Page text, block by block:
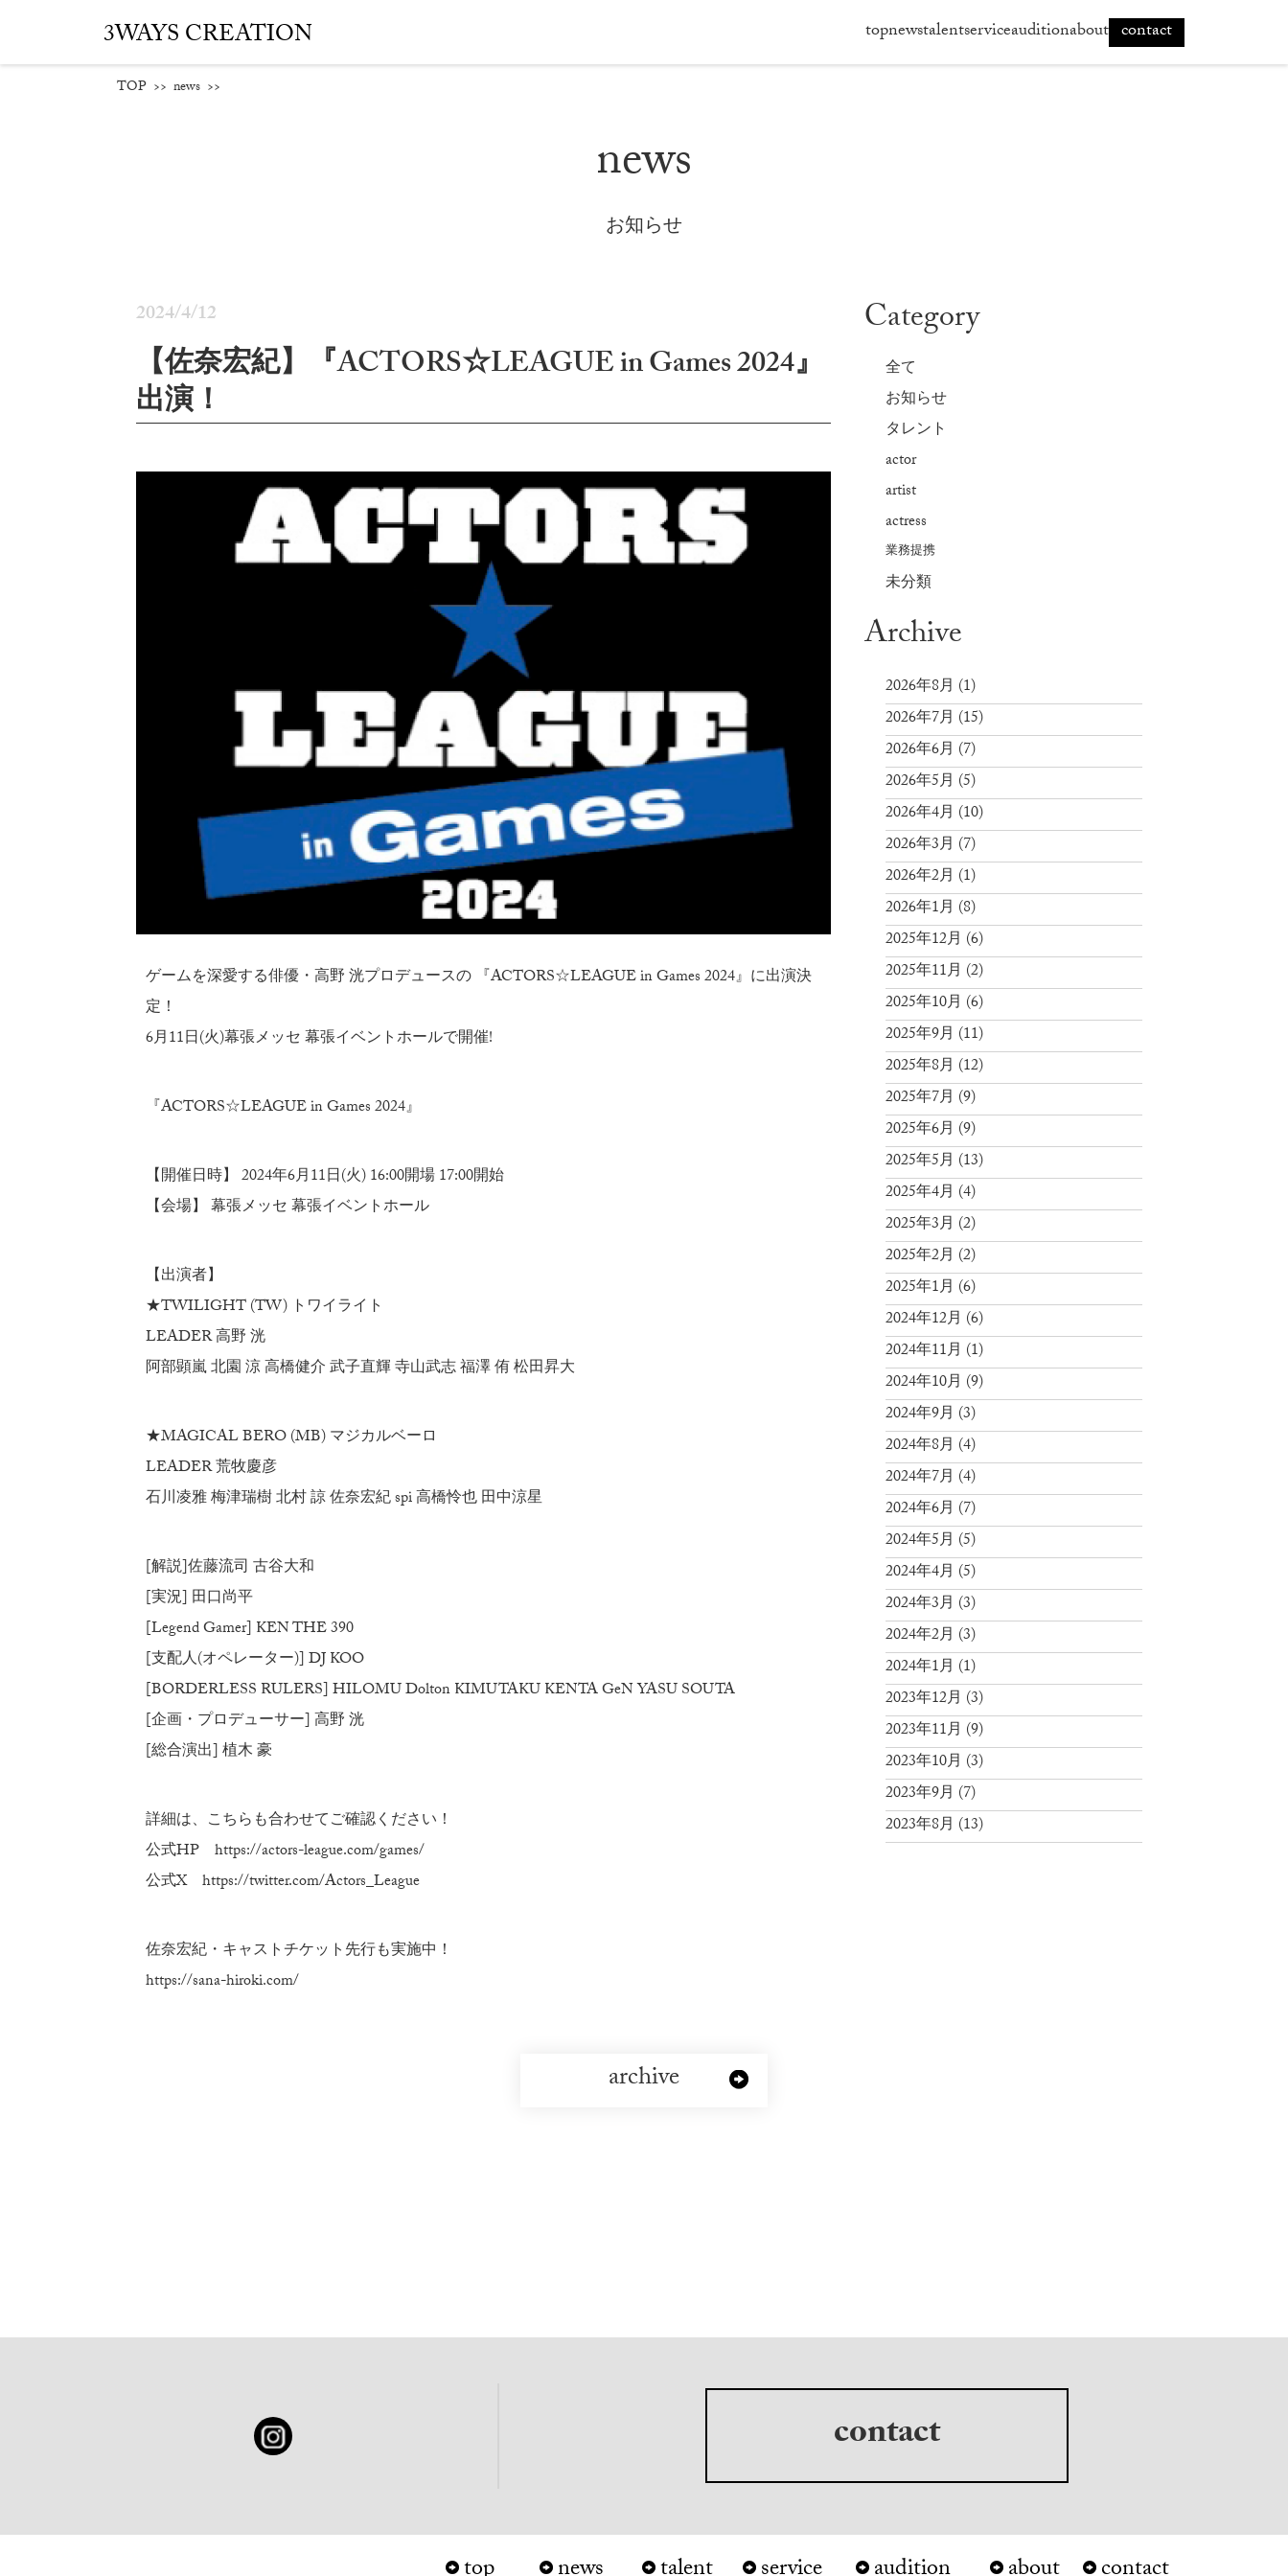
3WAYS CREATION topnewstalentserviceauditionabout contact
TOP >> news >>
news
お知らせ
2024/4/12
【佐奈宏紀】『ACTORS☆LEAGUE in Games 2024』
出演！
ゲームを深愛する俳優・高野 洸プロデュースの 『ACTORS☆LEAGUE in Games 2024』に出演決
定！
6月11日(火)幕張メッセ 幕張イベントホールで開催!
『ACTORS☆LEAGUE in Games 2024』
【開催日時】 2024年6月11日(火) 16:00開場 17:00開始
【会場】 幕張メッセ 幕張イベントホール
【出演者】
★TWILIGHT (TW) トワイライト
LEADER 高野 洸
阿部顕嵐 北園 涼 高橋健介 武子直輝 寺山武志 福澤 侑 松田昇大
★MAGICAL BERO (MB) マジカルベーロ
LEADER 荒牧慶彦
石川凌雅 梅津瑞樹 北村 諒 佐奈宏紀 spi 高橋怜也 田中涼星
[解説]佐藤流司 古谷大和
[実況] 田口尚平
[Legend Gamer] KEN THE 390
[支配人(オペレーター)] DJ KOO
[BORDERLESS RULERS] HILOMU Dolton KIMUTAKU KENTA GeN YASU SOUTA
[企画・プロデューサー] 高野 洸
[総合演出] 植木 豪
詳細は、こちらも合わせてご確認ください！
公式HP https://actors-league.com/games/
公式X https://twitter.com/Actors_League
佐奈宏紀・キャストチケット先行も実施中！
https://sana-hiroki.com/
Category
全て
お知らせ
タレント
actor
artist
actress
業務提携
未分類
Archive
2026年8月 (1)
2026年7月 (15)
2026年6月 (7)
2026年5月 (5)
2026年4月 (10)
2026年3月 (7)
2026年2月 (1)
2026年1月 (8)
2025年12月 (6)
2025年11月 (2)
2025年10月 (6)
2025年9月 (11)
2025年8月 (12)
2025年7月 (9)
2025年6月 (9)
2025年5月 (13)
2025年4月 (4)
2025年3月 (2)
2025年2月 (2)
2025年1月 (6)
2024年12月 (6)
2024年11月 (1)
2024年10月 (9)
2024年9月 (3)
2024年8月 (4)
2024年7月 (4)
2024年6月 (7)
2024年5月 (5)
2024年4月 (5)
2024年3月 (3)
2024年2月 (3)
2024年1月 (1)
2023年12月 (3)
2023年11月 (9)
2023年10月 (3)
2023年9月 (7)
2023年8月 (13)
archive
contact